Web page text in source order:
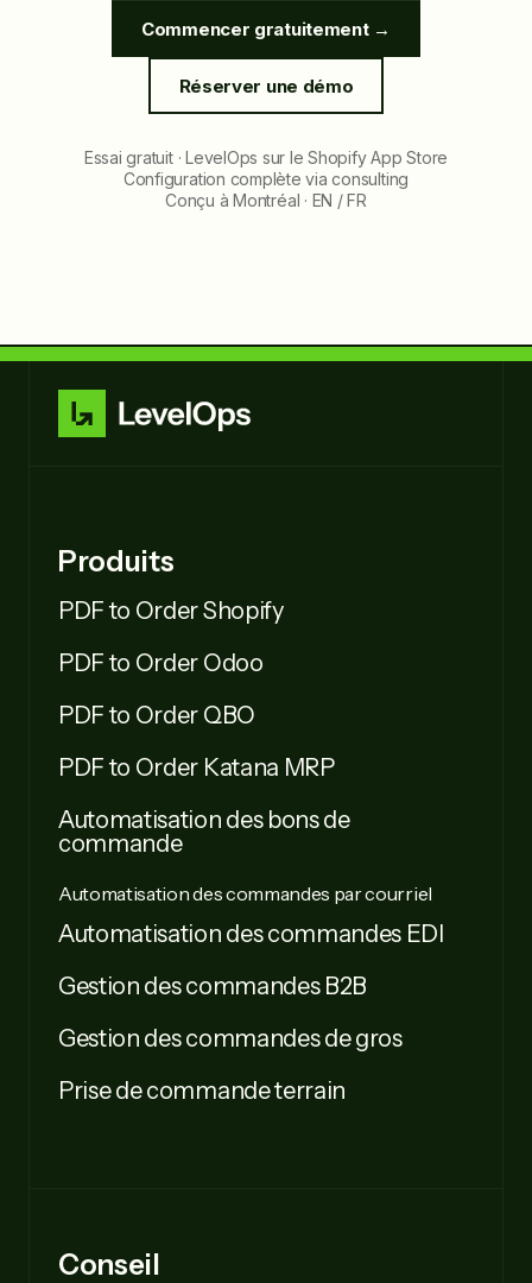
Commencer gratuitement →
Réserver une démo
Essai gratuit · LevelOps sur le Shopify App Store
Configuration complète via consulting
Conçu à Montréal · EN / FR
Produits
PDF to Order Shopify
PDF to Order Odoo
PDF to Order QBO
PDF to Order Katana MRP
Automatisation des bons de
commande
Automatisation des commandes par courriel
Automatisation des commandes EDI
Gestion des commandes B2B
Gestion des commandes de gros
Prise de commande terrain
Conseil